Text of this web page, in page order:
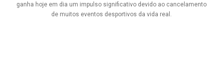
ganha hoje em dia um impulso significativo devido ao cancelamento
de muitos eventos desportivos da vida real.